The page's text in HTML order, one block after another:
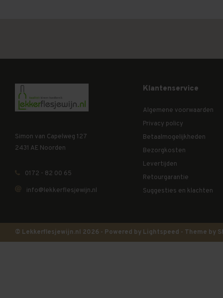
Simon van Capelweg 127
2431 AE Noorden
0172 - 82 00 65
info@lekkerflesjewijn.nl
Klantenservice
Algemene voorwaarden
Privacy policy
Betaalmogelijkheden
Bezorgkosten
Levertijden
Retourgarantie
Suggesties en klachten
© Lekkerflesjewijn.nl 2026 - Powered by Lightspeed - Theme by